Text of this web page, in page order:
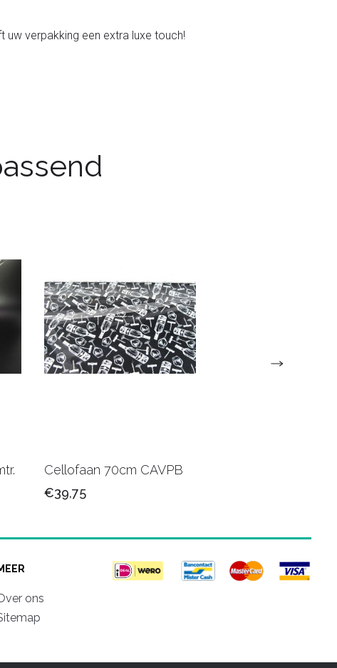
verpakking een extra luxe touch!
Cellofaan 70cm CAVPB
€39,75
ons